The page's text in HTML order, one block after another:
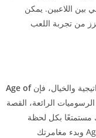
بين اللاعبين. يمكن
من تجربة اللعب
والخيال، فإنAge of
الرائعة، القصة
مستمتعًا بكل لحظة
تقضيها في اللعبة. يمكنك الآن تنزيل Age of Magic وبدء مغامرتك